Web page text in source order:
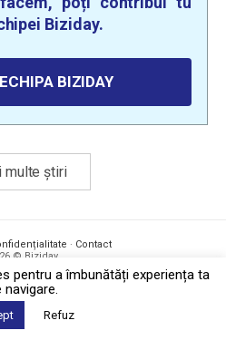
Biziday.
BIZIDAY
multe știri
· Contact
© Biziday
pentru a îmbunătăți experiența ta
navigare.
Refuz